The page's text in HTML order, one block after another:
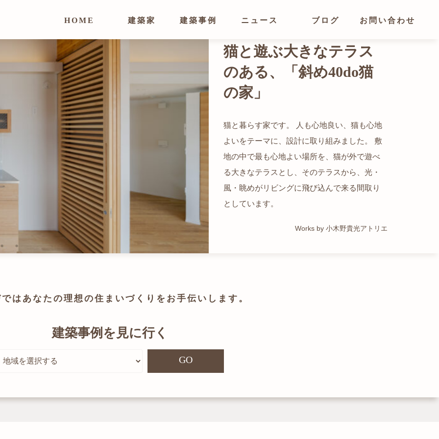
HOME 建築家 建築事例 ニュース ブログ お問い合わせ
猫と暮らす家です。 人も心地良い、猫も心地
よいをテーマに、設計に取り組みました。 敷
地の中で最も心地よい場所を、猫が外で遊べ
る大きなテラスとし、そのテラスから、光・
風・眺めがリビングに飛び込んで来る間取り
としています。
Works by 小木野貴光アトリエ
光が溢れ、広がりある
都心でありながらも緑の多いエリアです。 そ
の緑の借景も取り入れること、窓の配置を工
夫することで、光を取り入れながらも、カー
テンを閉じずに生活できる様設計していま
す。
Works by トレイルアーキテクツ 一級建築士事務所
自然の中の岩山を切り開いて造った、ワイル
ドなゲストハウスをイメージした空間が広が
る都市型住宅です。
Works by ZAG空間設計舎
かつての機織り工場が、その趣を残しつつ孫
世帯の住居へと蘇りました。
Works by ZAG空間設計舎
は あなたの理想の住まいづくりを お手伝いします。
建築事例を見に行く
GO